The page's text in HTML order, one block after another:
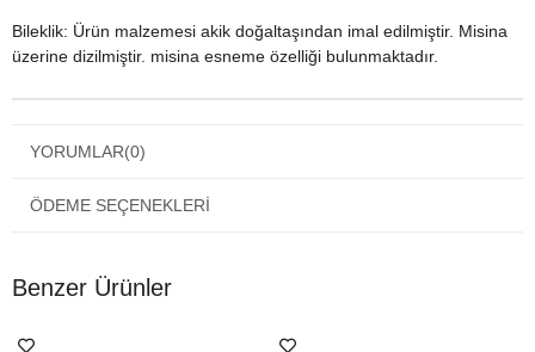
Bileklik: Ürün malzemesi akik doğaltaşından imal edilmiştir. Misina
üzerine dizilmiştir. misina esneme özelliği bulunmaktadır.
YORUMLAR(0)
ÖDEME SEÇENEKLERI
Benzer Ürünler